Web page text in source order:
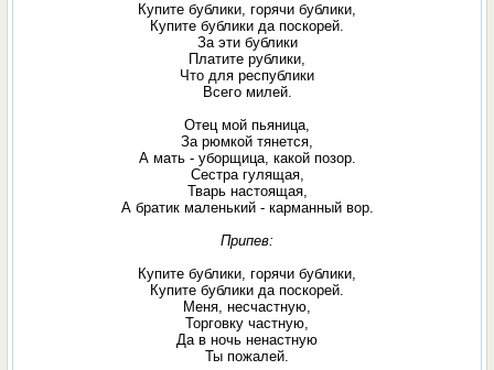
Купите бублики, горячи бублики,
Купите бублики да поскорей.
За эти бублики
Платите рублики,
Что для республики
Всего милей.
Отец мой пьяница,
За рюмкой тянется,
А мать - уборщица, какой позор.
Сестра гулящая,
Тварь настоящая,
А братик маленький - карманный вор.
Припев:
Купите бублики, горячи бублики,
Купите бублики да поскорей.
Меня, несчастную,
Торговку частную,
Да в ночь ненастную
Ты пожалей.